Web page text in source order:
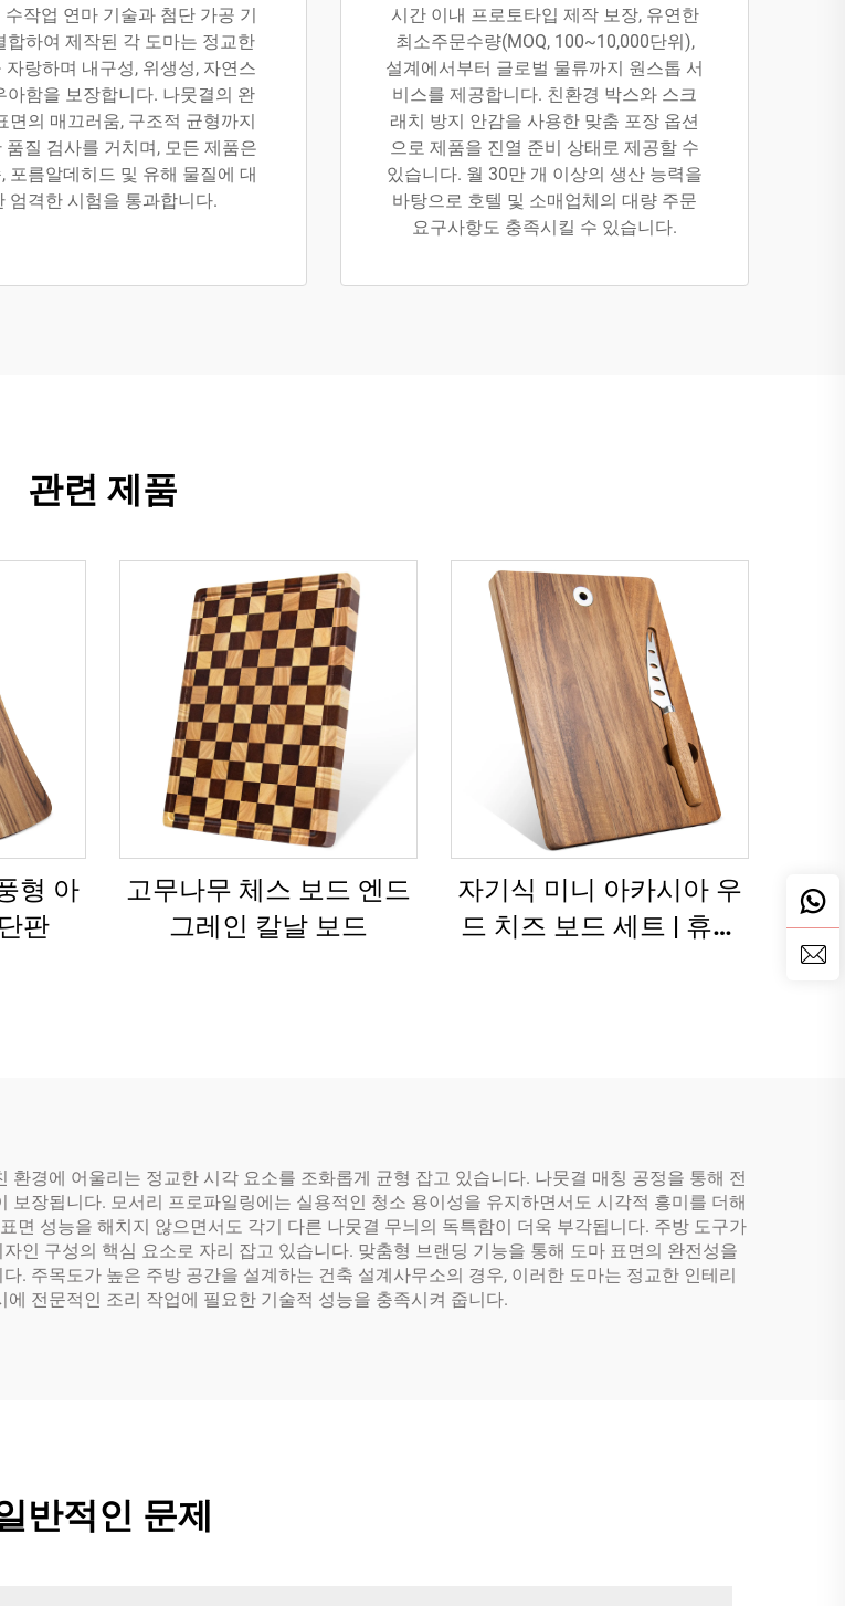
수작업 연마 기술과 첨단 가공 기
합하여 제작된 각 도마는 정교한
자랑하며 내구성, 위생성, 자연스
아함을 보장합니다. 나뭇결의 완
면의 매끄러움, 구조적 균형까지
품질 검사를 거치며, 모든 제품은
포름알데히드 및 유해 물질에 대
엄격한 시험을 통과합니다.
시간 이내 프로토타입 제작 보장, 유연한
최소주문수량(MOQ, 100~10,000단위),
설계에서부터 글로벌 물류까지 원스톱 서
비스를 제공합니다. 친환경 박스와 스크
래치 방지 안감을 사용한 맞춤 포장 옵션
으로 제품을 진열 준비 상태로 제공할 수
있습니다. 월 30만 개 이상의 생산 능력을
바탕으로 호텔 및 소매업체의 대량 주문
요구사항도 충족시킬 수 있습니다.
관련 제품
형 아
판
고무나무 체스 보드 엔드
그레인 칼날 보드
자기식 미니 아카시아 우
드 치즈 보드 세트 | 휴대
환경에 어울리는 정교한 시각 요소를 조화롭게 균형 잡고 있습니다. 나뭇결 매칭 공정을 통해 전
장됩니다. 모서리 프로파일링에는 실용적인 청소 용이성을 유지하면서도 시각적 흥미를 더해
면 성능을 해치지 않으면서도 각기 다른 나뭇결 무늬의 독특함이 더욱 부각됩니다. 주방 도구가
인 구성의 핵심 요소로 자리 잡고 있습니다. 맞춤형 브랜딩 기능을 통해 도마 표면의 완전성을
. 주목도가 높은 주방 공간을 설계하는 건축 설계사무소의 경우, 이러한 도마는 정교한 인테리
전문적인 조리 작업에 필요한 기술적 성능을 충족시켜 줍니다.
반적인 문제